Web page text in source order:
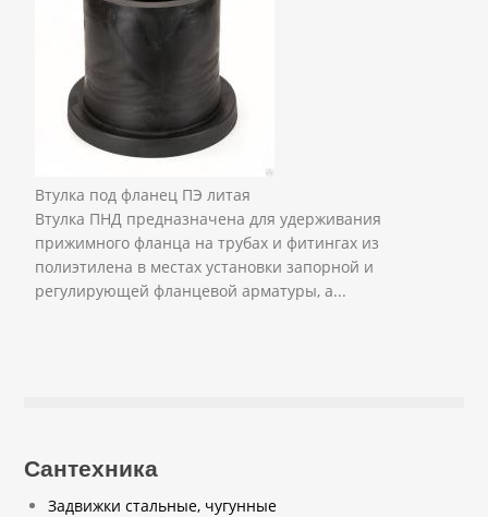
Втулка под фланец ПЭ литая
Втулка ПНД предназначена для удерживания
прижимного фланца на трубах и фитингах из
полиэтилена в местах установки запорной и
регулирующей фланцевой арматуры, а...
Сантехника
Задвижки стальные, чугунные